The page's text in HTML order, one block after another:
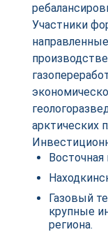
Участники
арктических
Газовый
крупные
региона.